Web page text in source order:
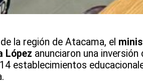
la región de Atacama, el
López anunciaron una
establecimientos